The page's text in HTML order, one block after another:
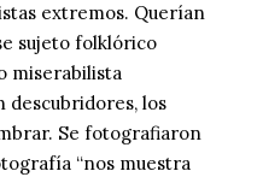
extremos. Querían
sujeto folklórico
miserabilista
descubridores, los
Se fotografiaron
“nos muestra